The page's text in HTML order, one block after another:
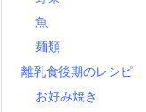
魚
麺類
離乳食後期のレシピ
お好み焼き